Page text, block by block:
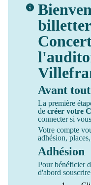
Avant
La première
de créer votre
connecter si
Votre compte
adhésion,
Adhésion
Pour bénéficier
d'abord